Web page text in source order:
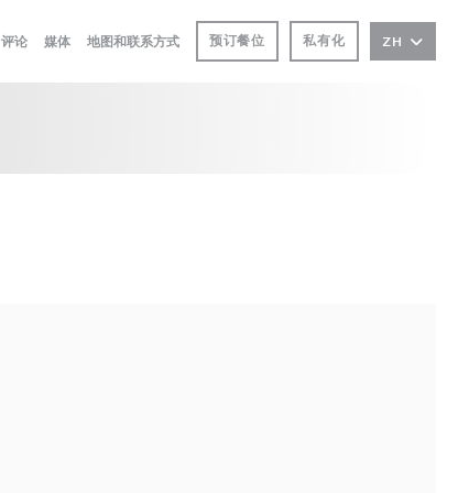
评论 媒体 地图和联系方式 预订餐位 私有化 ZH